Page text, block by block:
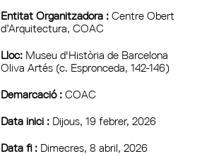
Entitat Organitzadora :Centre Obert
d’Arquitectura, COAC
Lloc: Museu d'Història de Barcelona
Oliva Artés (c. Espronceda, 142-146)
Demarcació :COAC
Data inici : Dijous, 19 febrer, 2026
Data fi : Dimecres, 8 abril, 2026